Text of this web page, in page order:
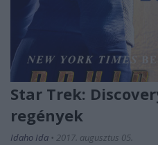
Star Trek:
regények
Idaho Ida • 2017. augusztus 05.